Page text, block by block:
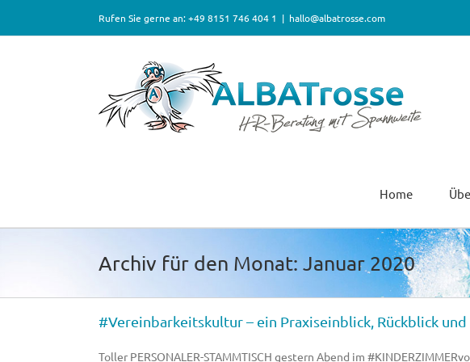
springen
Rufen Sie gerne an: +49 8151 746 404 1 | hallo@albatrosse.com
Home
Archiv für den Monat: Januar 2020
#Vereinbarkeitskultur – ein Praxiseinblick, Rückblick
Toller PERSONALER-STAMMTISCH gestern Abend im